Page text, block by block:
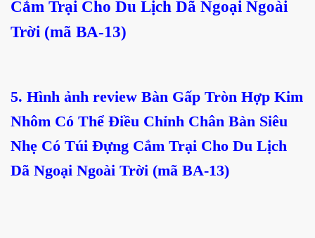
Cắm Trại Cho Du Lịch Dã Ngoại Ngoài
Trời (mã BA-13)
5. Hình ảnh review Bàn Gấp Tròn Hợp Kim
Nhôm Có Thể Điều Chỉnh Chân Bàn Siêu
Nhẹ Có Túi Đựng Cắm Trại Cho Du Lịch
Dã Ngoại Ngoài Trời (mã BA-13)